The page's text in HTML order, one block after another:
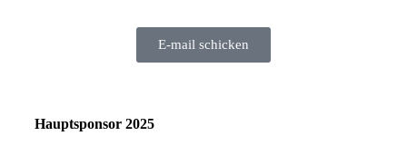
E-mail schicken
Hauptsponsor 2025